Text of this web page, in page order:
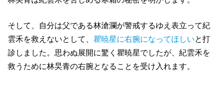
そして、自分は父である林滄瀾が警戒するゆえ表立って紀
雲禾を救えないとして、 瞿暁星に右腕になってほしいと打
診しました。思わぬ展開に驚く瞿暁星でしたが、紀雲禾を
救うために林旲青の右腕となることを受け入れます。